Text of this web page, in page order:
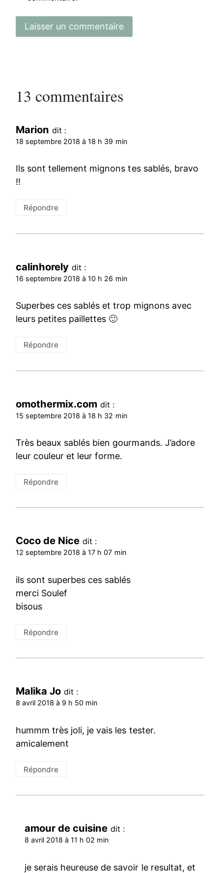
13 commentaires
Marion dit :
18 septembre 2018 à 18 h 39 min
Ils sont tellement mignons tes sablés, bravo
!!
Répondre
calinhorely dit :
16 septembre 2018 à 10 h 26 min
Superbes ces sablés et trop mignons avec
leurs petites paillettes 🙂
Répondre
omothermix.com dit :
15 septembre 2018 à 18 h 32 min
Très beaux sablés bien gourmands. J’adore
leur couleur et leur forme.
Répondre
Coco de Nice dit :
12 septembre 2018 à 17 h 07 min
ils sont superbes ces sablés
merci Soulef
bisous
Répondre
Malika Jo dit :
8 avril 2018 à 9 h 50 min
hummm très joli, je vais les tester.
amicalement
Répondre
amour de cuisine dit :
8 avril 2018 à 11 h 02 min
je serais heureuse de savoir le resultat, et